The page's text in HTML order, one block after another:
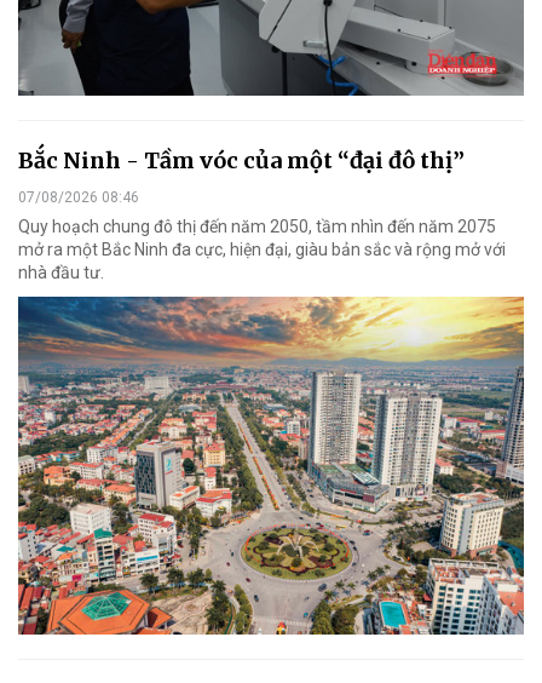
Bắc Ninh - Tầm vóc của một “đại đô thị”
07/08/2026 08:46
Quy hoạch chung đô thị đến năm 2050, tầm nhìn đến năm 2075
mở ra một Bắc Ninh đa cực, hiện đại, giàu bản sắc và rộng mở với
nhà đầu tư.